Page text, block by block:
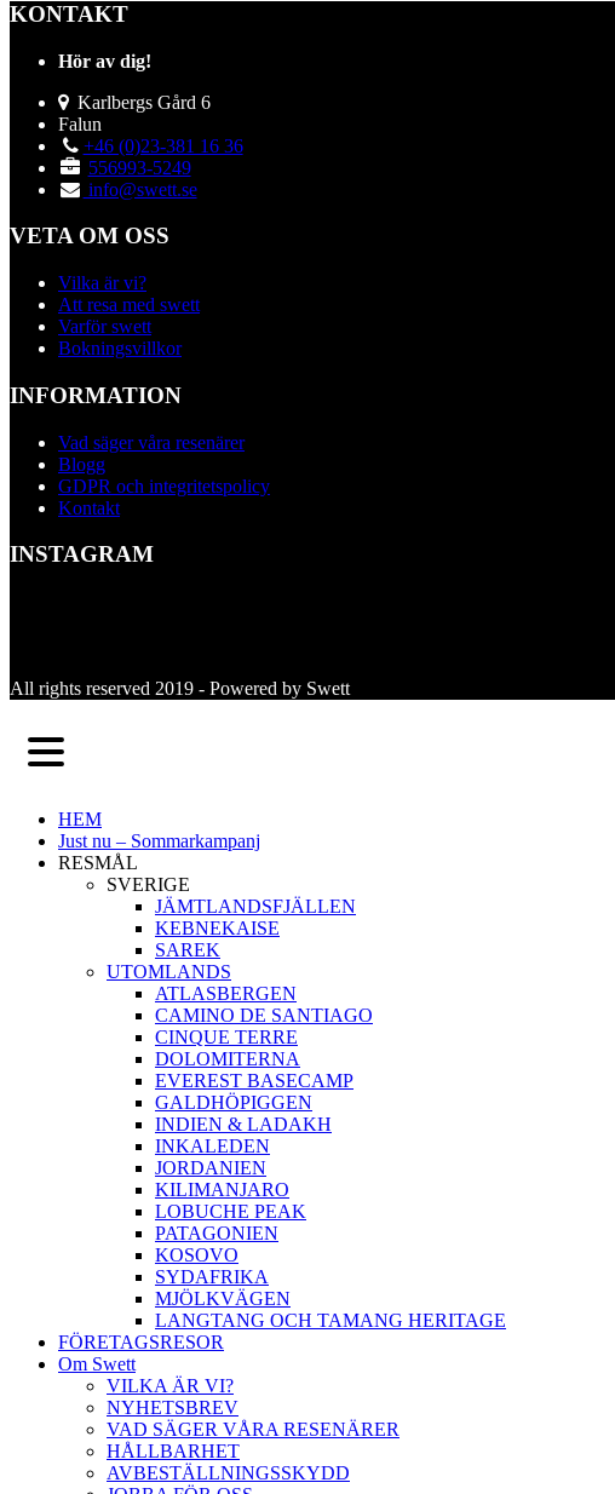
KONTAKT
Hör av dig!
Karlbergs Gård 6
Falun
+46 (0)23-381 16 36
556993-5249
info@swett.se
VETA OM OSS
Vilka är vi?
Att resa med swett
Varför swett
Bokningsvillkor
INFORMATION
Vad säger våra resenärer
Blogg
GDPR och integritetspolicy
Kontakt
INSTAGRAM
All rights reserved 2019 - Powered by Swett
HEM
Just nu – Sommarkampanj
RESMÅL
SVERIGE
JÄMTLANDSFJÄLLEN
KEBNEKAISE
SAREK
UTOMLANDS
ATLASBERGEN
CAMINO DE SANTIAGO
CINQUE TERRE
DOLOMITERNA
EVEREST BASECAMP
GALDHÖPIGGEN
INDIEN & LADAKH
INKALEDEN
JORDANIEN
KILIMANJARO
LOBUCHE PEAK
PATAGONIEN
KOSOVO
SYDAFRIKA
MJÖLKVÄGEN
LANGTANG OCH TAMANG HERITAGE
FÖRETAGSRESOR
Om Swett
VILKA ÄR VI?
NYHETSBREV
VAD SÄGER VÅRA RESENÄRER
HÅLLBARHET
AVBESTÄLLNINGSSKYDD